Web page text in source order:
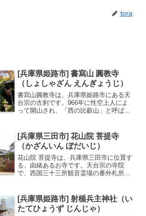
tora
[兵庫県姫路市] 書寫山 圓教寺
（しょしゃざん えんぎょうじ）
書寫山圓教寺は、兵庫県姫路市にある天
台宗の古刹です。966年に性空上人によ
って開山され、「西の比叡山」と呼ばれ
の3つのエリアに分かれています。境内に
は大講堂、食堂、常行...
[兵庫県三田市] 花山院 菩提寺
（かざんいん ぼだいじ）
花山院 菩提寺は、兵庫県三田市に位置す
る、由緒あるお寺です。天台宗の寺院
で、西国三十三所観音霊場の番外札所と
と伝えられており、境内には花山法皇ゆ
かりの史跡が多数残されて...
[兵庫県姫路市] 射楯兵主神社（い
たてひょうず じんじゃ）